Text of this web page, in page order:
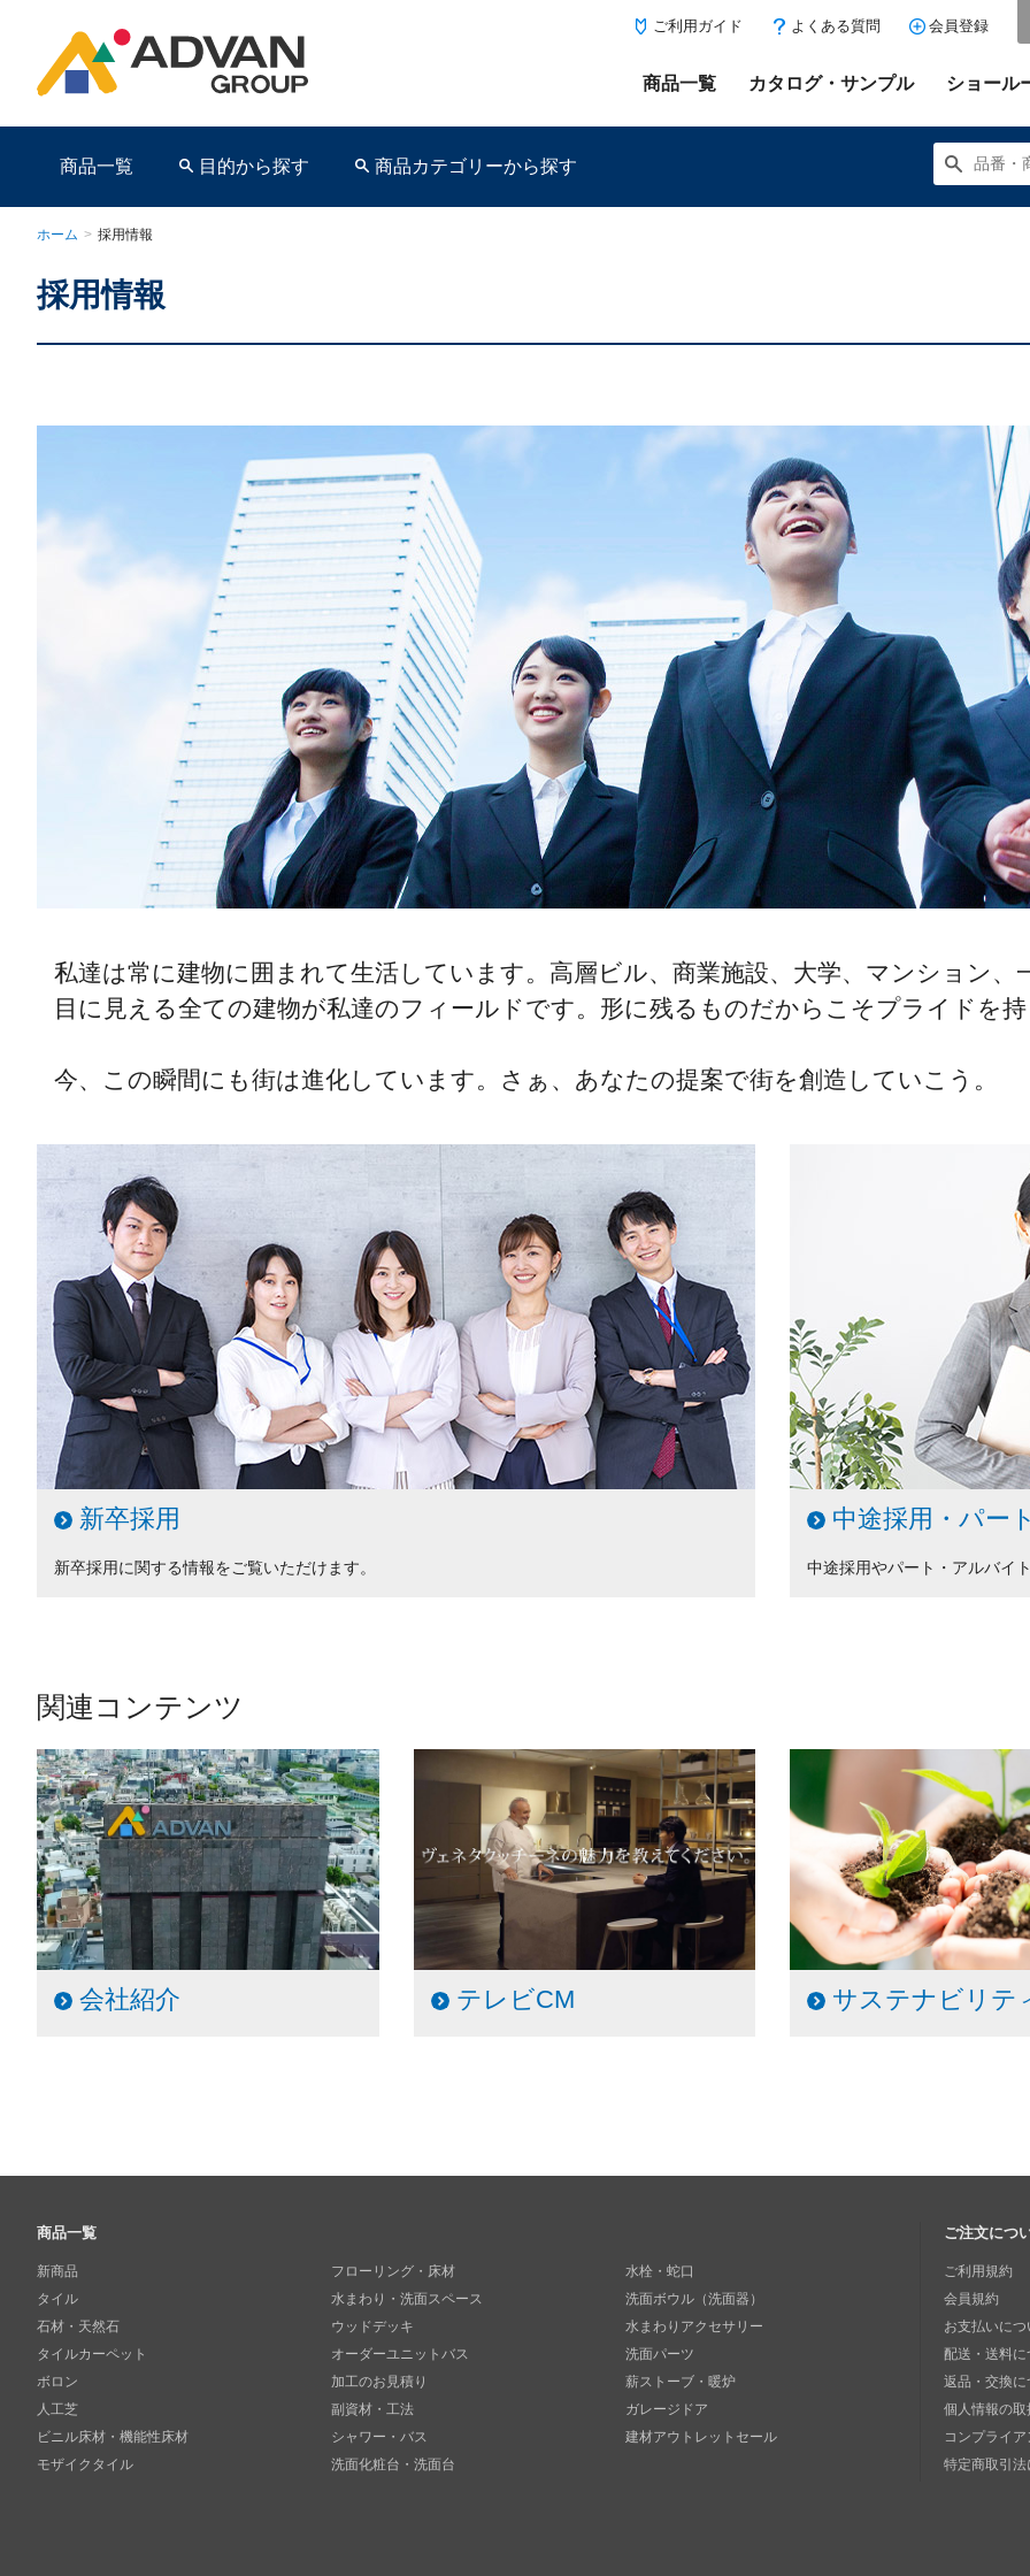
ご利用ガイド よくある質問 会員登録
商品一覧 カタログ・サンプル ショール
商品一覧 目的から探す 商品カテゴリーから探す
閉じる
ホーム > 採用情報
採用情報
私達は常に建物に囲まれて生活しています。高層ビル、商業施設、大学、マンション、
目に見える全ての建物が私達のフィールドです。形に残るものだからこそプライドを
今、この瞬間にも街は進化しています。さぁ、あなたの提案で街を創造していこう。
新卒採用
新卒採用に関する情報をご覧いただけます。
中途採用・パー
中途採用やパート・アルバイ
関連コンテンツ
会社紹介 テレビCM サステナビリテ
商品一覧
新商品
タイル
石材・天然石
タイルカーペット
ボロン
人工芝
ビニル床材・機能性床材
モザイクタイル
フローリング・床材
水まわり・洗面スペース
ウッドデッキ
オーダーユニットバス
加工のお見積り
副資材・工法
シャワー・バス
洗面化粧台・洗面台
水栓・蛇口
洗面ボウル（洗面器）
水まわりアクセサリー
洗面パーツ
薪ストーブ・暖炉
ガレージドア
建材アウトレットセール
ご注文につ
ご利用規約
会員規約
お支払いにつ
配送・送料
返品・交換に
個人情報の
コンプライ
特定商取引